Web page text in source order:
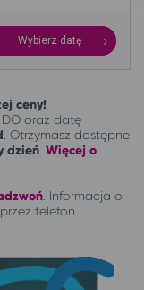
Wybierz datę
ceny!
DO oraz datę
. Otrzymasz dostępne
dzień Więcej o
Informacja o
telefon